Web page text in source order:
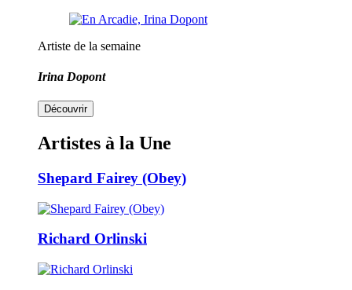
Artiste de la semaine
Irina Dopont
Découvrir
Artistes à la Une
Shepard Fairey (Obey)
Richard Orlinski